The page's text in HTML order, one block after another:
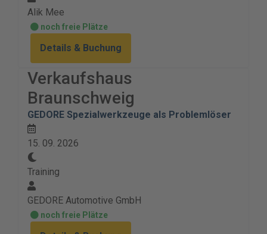
Alik Mee
noch freie Plätze
Details & Buchung
Verkaufshaus
Braunschweig
GEDORE Spezialwerkzeuge als Problemlöser
15. 09. 2026
Training
GEDORE Automotive GmbH
noch freie Plätze